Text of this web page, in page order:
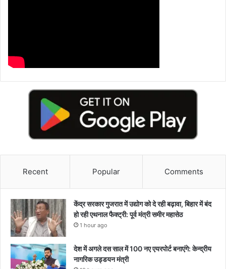
Recent Popular Comments
केंद्र सरकार गुजरात में उद्योग को दे रही बढ़ावा, बिहार में बंद
हो रही एथनाल फैक्ट्री: पूर्व मंत्री समीर महासेठ
1 hour ago
देश में अगले दस साल में 100 नए एयरपोर्ट बनाएंगे: केन्द्रीय
नागरिक उड्डयन मंत्री